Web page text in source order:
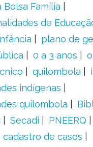
Bolsa Família
de
plano de
0 a 3 anos
quilombola
indígenas
quilombola
Secadi PNEERQ
cadastro de casos